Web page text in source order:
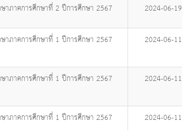
าภาคการศึกษาที่ 2 ปีการศึกษา 2567 2024-06-19
าภาคการศึกษาที่ 1 ปีการศึกษา 2567
2024-06-11
าภาคการศึกษาที่ 1 ปีการศึกษา 2567
2024-06-11
าภาคการศึกษาที่ 1 ปีการศึกษา 2567
2024-06-11